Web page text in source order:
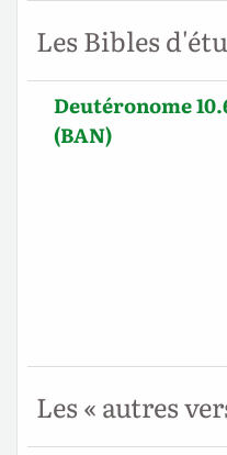
Les Bibles
Deutéronome
(BAN)
Les « autres